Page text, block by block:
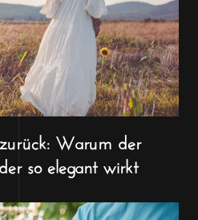
Warum der
so elegant wirkt